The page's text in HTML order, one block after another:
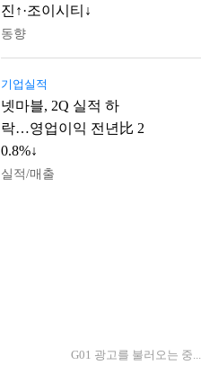
진↑·조이시티↓
동향
기업실적
넷마블, 2Q 실적 하
락…영업이익 전년比 2
0.8%↓
실적/매출
G01 광고를 불러오는 중...